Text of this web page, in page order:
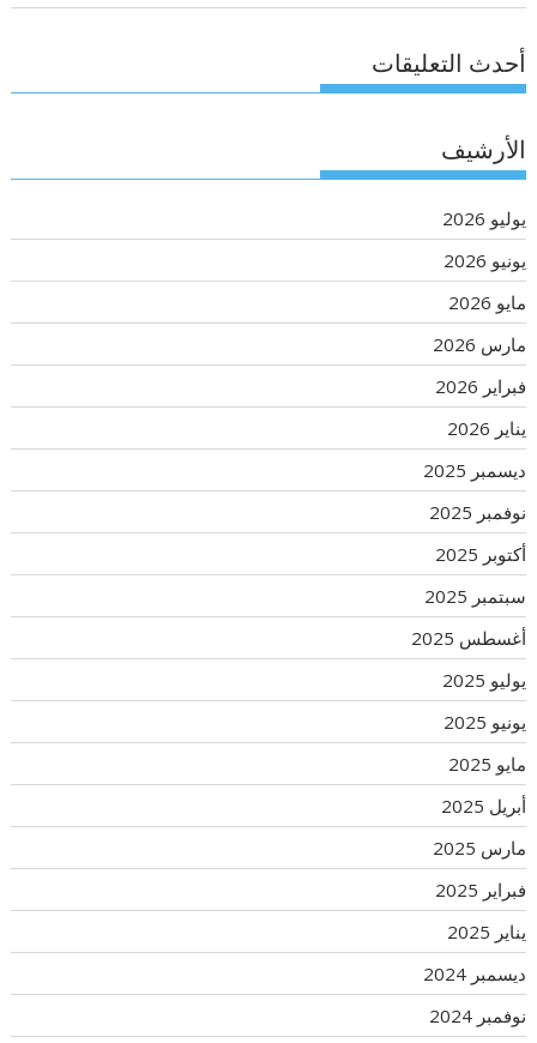
أحدث التعليقات
الأرشيف
يوليو 2026
يونيو 2026
مايو 2026
مارس 2026
فبراير 2026
يناير 2026
ديسمبر 2025
نوفمبر 2025
أكتوبر 2025
سبتمبر 2025
أغسطس 2025
يوليو 2025
يونيو 2025
مايو 2025
أبريل 2025
مارس 2025
فبراير 2025
يناير 2025
ديسمبر 2024
نوفمبر 2024